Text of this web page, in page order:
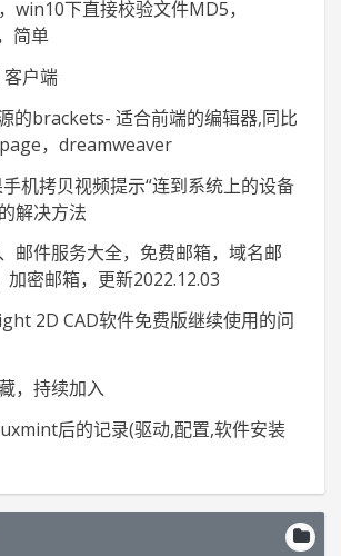
win10下直接校验文件MD5，
简单
客户端
的brackets- 适合前端的编辑器,同比
，dreamweaver
机拷贝视频提示“连到系统上的设备
解决方法
邮件服务大全，免费邮箱，域名邮
加密邮箱，更新2022.12.03
2D CAD软件免费版继续使用的问
，持续加入
后的记录(驱动,配置,软件安装